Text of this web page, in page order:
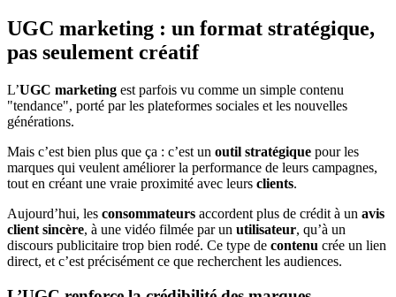
UGC marketing : un format stratégique,
pas seulement créatif
L’UGC marketing est parfois vu comme un simple contenu
"tendance", porté par les plateformes sociales et les nouvelles
générations.
Mais c’est bien plus que ça : c’est un outil stratégique pour les
marques qui veulent améliorer la performance de leurs campagnes,
tout en créant une vraie proximité avec leurs clients.
Aujourd’hui, les consommateurs accordent plus de crédit à un avis
client sincère, à une vidéo filmée par un utilisateur, qu’à un
discours publicitaire trop bien rodé. Ce type de contenu crée un lien
direct, et c’est précisément ce que recherchent les audiences.